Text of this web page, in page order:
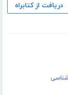
دریافت از کتابراه